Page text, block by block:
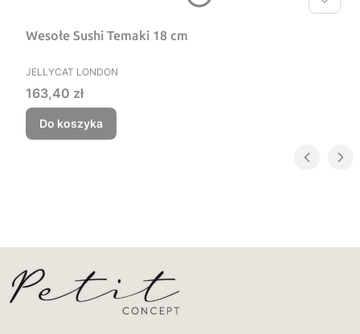
Wesołe Sushi Temaki 18 cm
PRODUCENT
JELLYCAT LONDON
Cena
163,40 zł
Do koszyka